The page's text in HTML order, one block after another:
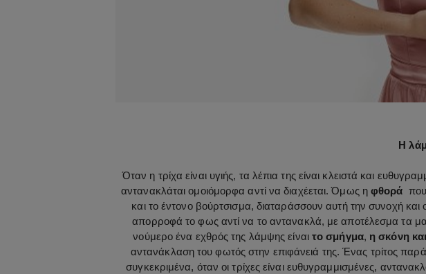
Η
Όταν η τρίχα είναι υγιής, τα λέπια της είναι κλειστά και
αντανακλάται ομοιόμορφα αντί να διαχέεται. Όμως ηφθορά
και το έντονο βούρτσισμα, διαταράσσουν αυτή την συνοχή
απορροφά το φως αντί να το αντανακλά, με αποτέλεσμα τα
νούμερο ένα εχθρός της λάμψης είναι το σμήγμα, η σκόνη
αντανάκλαση του φωτός στην επιφάνειά της. Ένας τρίτος
συγκεκριμένα, όταν οι τρίχες είναι ευθυγραμμισμένες,